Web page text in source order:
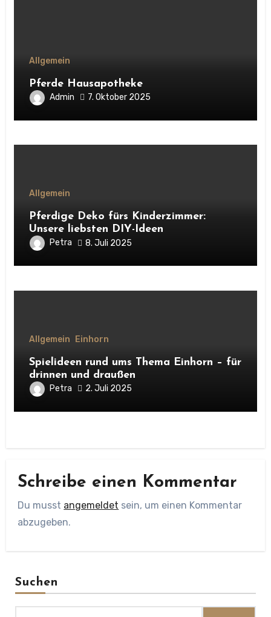
Allgemein
Pferde Hausapotheke
Admin 7. Oktober 2025
Allgemein
Pferdige Deko fürs Kinderzimmer:
Unsere liebsten DIY-Ideen
Petra 8. Juli 2025
Allgemein Einhorn
Spielideen rund ums Thema Einhorn – für
drinnen und draußen
Petra 2. Juli 2025
Schreibe einen Kommentar
Du musst angemeldet sein, um einen Kommentar
abzugeben.
Suchen